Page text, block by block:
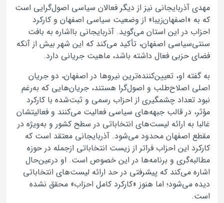
مهدی آذربایجانی نیز از دیگر فعالان سیاسی اصول‌گرایی است
که به «اصفهان‌زیبا» از وضعیت سیاسی اصفهان و کارکرد
احزاب در این استان می‌گوید. آذربایجانی با‌اشاره به بافت
سنتی‌سیاسی اصفهان، تأکید می‌کند که این شهر بیش از آنکه
فضای حزبی فعال داشته باشد، ماهیت جریانی دارد.
به گفته او، تعیین‌کننده‌ترین نیروها در اصفهان، دو جریان
اصلی اصلاح‌طلب و اصول‌گرا هستند، جریان‌هایی که به‌رغم
نبود تعداد چشمگیری از احزاب رسمی و ثبت‌شده با کارکرد
مؤثر، در قالب جبهه‌های سیاسی فعالیت می‌کنند و فعالیتشان
غالبا به ارائه لیست‌های انتخاباتی در سطح کشور و به‌ویژه در
مقطع اصفهان محدود می‌شود. آذربایجانی معتقد است که
کارکرد این احزاب فراتر از زیست انتخاباتی ازجمله در حوزه
مطالبه‌گری و برنامه‌ها در این خصوص است. او درعین‌حال
اشاره می‌کند که پیشرفتی در حد ارائه لیست‌های انتخاباتی
دیده می‌شود؛ اما هنوز «کارکرد کامل احزاب» محقق نشده
است.